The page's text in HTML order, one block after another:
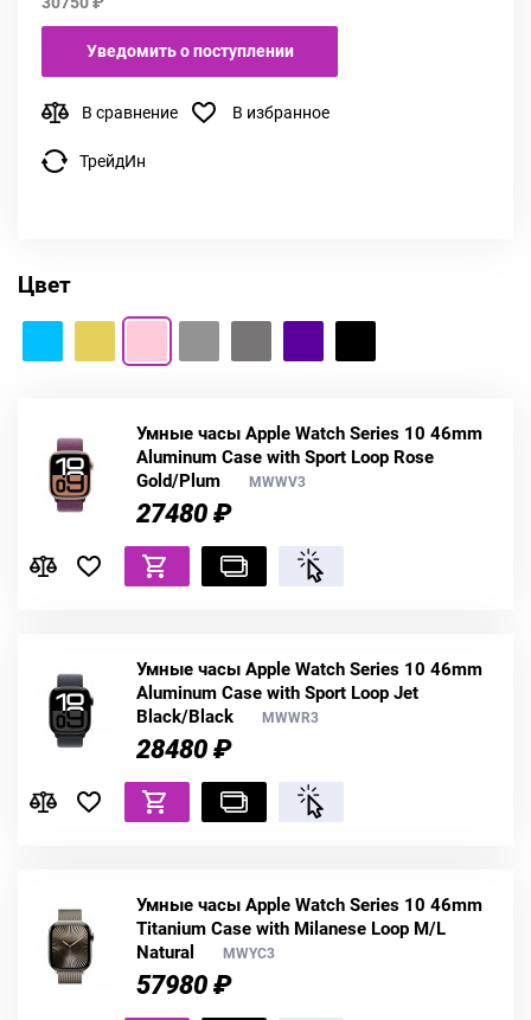
Уведомить о поступлении
В сравнение В избранное
ТрейдИн
Цвет
Умные часы Apple Watch Series 10 46mm
Aluminum Case with Sport Loop Rose
Gold/Plum
MWWV3
27480 ₽
Умные часы Apple Watch Series 10 46mm
Aluminum Case with Sport Loop Jet
Black/Black
MWWR3
28480 ₽
Умные часы Apple Watch Series 10 46mm
Titanium Case with Milanese Loop M/L
Natural
MWYC3
57980 ₽